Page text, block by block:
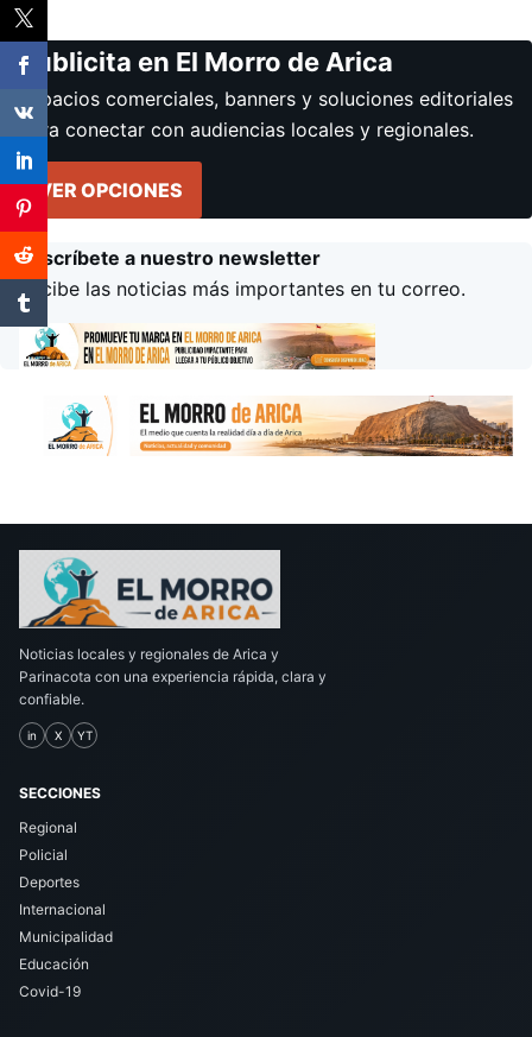
Publicita en El Morro de Arica
Espacios comerciales, banners y soluciones editoriales
para conectar con audiencias locales y regionales.
VER OPCIONES
Suscríbete a nuestro newsletter
Recibe las noticias más importantes en tu correo.
Noticias locales y regionales de Arica y
Parinacota con una experiencia rápida, clara y
confiable.
in X YT
SECCIONES
Regional
Policial
Deportes
Internacional
Municipalidad
Educación
Covid-19